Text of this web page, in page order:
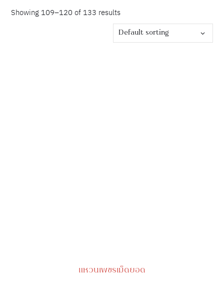
Showing 109–120 of 133 results
Default sorting
แหวนเพชรเม็ดยอด